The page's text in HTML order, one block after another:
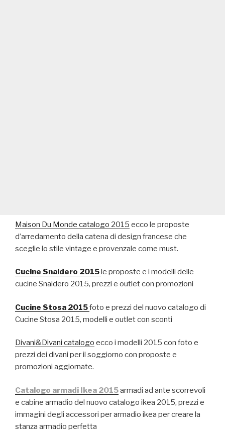
Maison Du Monde catalogo 2015 ecco le proposte
d’arredamento della catena di design francese che
sceglie lo stile vintage e provenzale come must.
Cucine Snaidero 2015le proposte e i modelli delle
cucine Snaidero 2015, prezzi e outlet con promozioni
Cucine Stosa 2015foto e prezzi del nuovo catalogo di
Cucine Stosa 2015, modelli e outlet con sconti
Divani&Divani catalogo ecco i modelli 2015 con foto e
prezzi dei divani per il soggiorno con proposte e
promozioni aggiornate.
Catalogo armadi Ikea 2015armadi ad ante scorrevoli
e cabine armadio del nuovo catalogo ikea 2015, prezzi e
immagini degli accessori per armadio ikea per creare la
stanza armadio perfetta